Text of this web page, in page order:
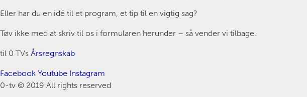
Eller har du en idé til et program, et tip til en vigtig sag?
Tøv ikke med at skriv til os i formularen herunder – så vender vi tilbage.
til 0 TVs Årsregnskab
Facebook Youtube Instagram
0-tv © 2019 All rights reserved​